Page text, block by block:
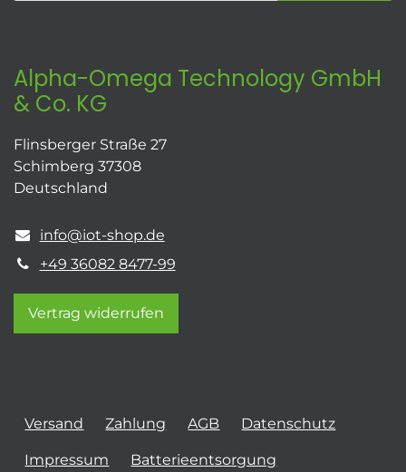
Alpha-Omega Technology GmbH
& Co. KG
Flinsberger Straße 27
Schimberg 37308
Deutschland
info@iot-shop.de
+49 36082 8477-99
Vertrag widerrufen
Versand Zahlung AGB Datenschutz
Impressum Batterieentsorgung